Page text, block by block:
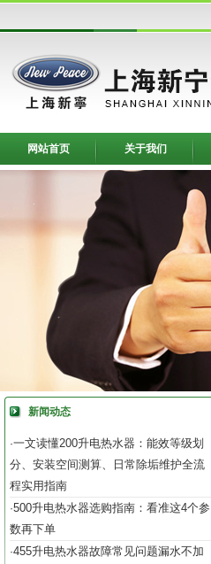
网站首页 关于我们
新闻动态
·一文读懂200升电热水器：能效等级划
分、安装空间测算、日常除垢维护全流
程实用指南
·500升电热水器选购指南：看准这4个参
数再下单
·455升电热水器故障常见问题漏水不加